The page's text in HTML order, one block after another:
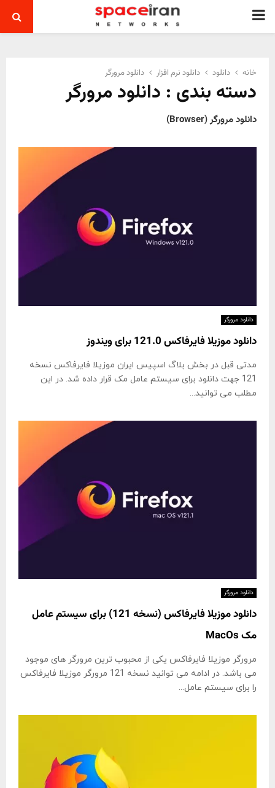
PRIMARY
خانه دانلود دانلود نرم افزار دانلود مرورگر
دسته بندی : دانلود مرورگر
دانلود مرورگر (Browser)
دانلود مرورگر
دانلود موزیلا فایرفاکس 121.0 برای ویندوز
مدتی قبل در بخش بلاگ اسپیس ایران موزیلا فایرفاکس نسخه
121 جهت دانلود برای سیستم عامل مک قرار داده شد. در این
مطلب می توانید...
دانلود مرورگر
دانلود موزیلا فایرفاکس (نسخه 121) برای سیستم عامل
مک MacOs
مرورگر موزیلا فایرفاکس یکی از محبوب ترین مرورگر های موجود
می باشد. در ادامه می توانید نسخه 121 مرورگر موزیلا فایرفاکس
را برای سیستم عامل...